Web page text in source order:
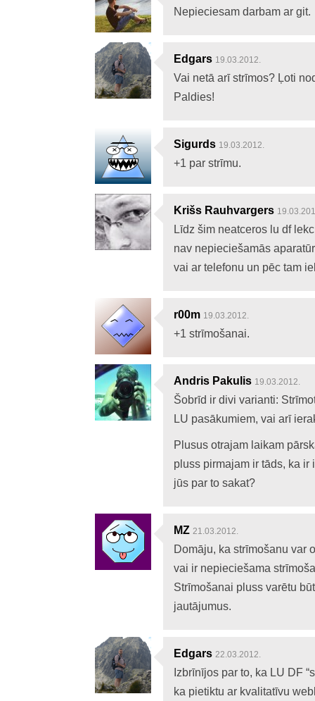
Nepieciesam darbam ar git.
Edgars 19.03.2012.
Vai netā arī strīmos? Ļoti
Paldies!
Sigurds 19.03.2012.
+1 par strīmu.
Krišs Rauhvargers
Līdz šim neatceros lu df
nav nepieciešamās
vai ar telefonu un pēc tam
r00m 19.03.2012.
+1 strīmošanai.
Andris Pakulis 19.03.2012.
Šobrīd ir divi varianti:
LU pasākumiem, vai arī
Plusus otrajam laikam
pluss pirmajam ir tāds, ka
jūs par to sakat?
MZ 21.03.2012.
Domāju, ka strīmošanu var
vai ir nepieciešama
Strīmošanai pluss varētu
jautājumus.
Edgars 22.03.2012.
Izbrīnījos par to, ka LU DF
ka pietiktu ar kvalitatīvu